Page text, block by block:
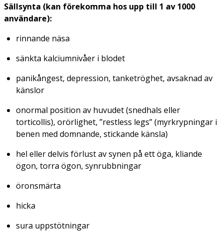
Sällsynta (kan förekomma hos upp till 1 av 1000
användare):
rinnande näsa
sänkta kalciumnivåer i blodet
panikångest, depression, tanketröghet, avsaknad av
känslor
onormal position av huvudet (snedhals eller
torticollis), orörlighet, ”restless legs” (myrkrypningar i
benen med domnande, stickande känsla)
hel eller delvis förlust av synen på ett öga, kliande
ögon, torra ögon, synrubbningar
öronsmärta
hicka
sura uppstötningar